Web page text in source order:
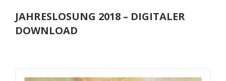
JAHRESLOSUNG 2018 – DIGITALER
DOWNLOAD